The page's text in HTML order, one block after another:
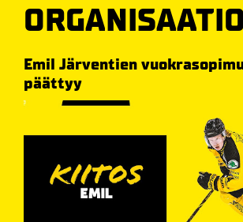
Emil Järventien
päättyy